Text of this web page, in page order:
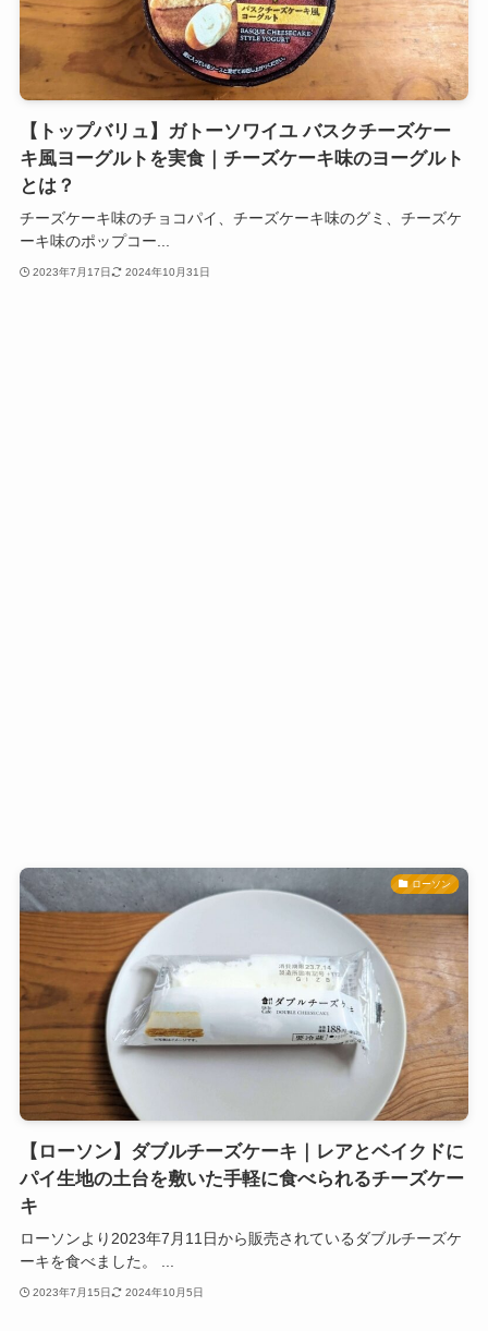
【トップバリュ】ガトーソワイユ バスクチーズケー
キ風ヨーグルトを実食｜チーズケーキ味のヨーグルト
とは？
チーズケーキ味のチョコパイ、チーズケーキ味のグミ、チーズケ
ーキ味のポップコー...
2023年7月17日 2024年10月31日
ローソン
【ローソン】ダブルチーズケーキ｜レアとベイクドに
パイ生地の土台を敷いた手軽に食べられるチーズケー
キ
ローソンより2023年7月11日から販売されているダブルチーズケ
ーキを食べました。 ...
2023年7月15日 2024年10月5日